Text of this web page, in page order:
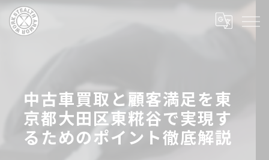
中古車買取と顧客満足を東
京都大田区東糀谷で実現す
るためのポイント徹底解説